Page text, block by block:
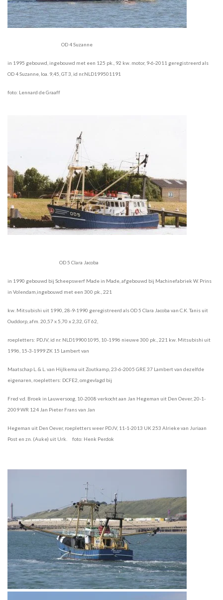
OD 4 Suzanne
in 1995 gebouwd, ingebouwd met een 125 pk., 92 kw. motor, 9-6-2011 geregistreerd als
OD 4 Suzanne, loa. 9,45, GT 3, id nr.NLD199501191
foto: Lennard de Graaff
OD 5 Clara Jacoba
in 1990 gebouwd bij Scheepswerf Made in Made, afgebouwd bij Machinefabriek W. Prins
in Volendam,ingebouwd met een 300 pk., 221
kw. Mitsubishi uit 1990, 28-9-1990 geregistreerd als OD 5 Clara Jacoba van C.K. Tanis uit
Ouddorp, afm. 20,57 x 5,70 x 2,32, GT 62,
roepletters: PDJV, id nr. NLD199001095, 10-1996 nieuwe 300 pk., 221 kw. Mitsubishi uit
1996, 15-3-1999 ZK 15 Lambert van
Maatschap L. & L. van Hijlkema uit Zoutkamp, 23-6-2005 GRE 37 Lambert van dezelfde
eigenaren, roepletters: DCFE2, omgevlagd bij
Fred v.d. Broek in Lauwersoog, 10-2008 verkocht aan Jan Hegeman uit Den Oever, 20-1-
2009 WR 124 Jan Pieter Frans van Jan
Hegeman uit Den Oever, roepletters weer PDJV, 11-1-2013 UK 253 Alrieke van Juriaan
Post en zn. (Auke) uit Urk. foto: Henk Perdok